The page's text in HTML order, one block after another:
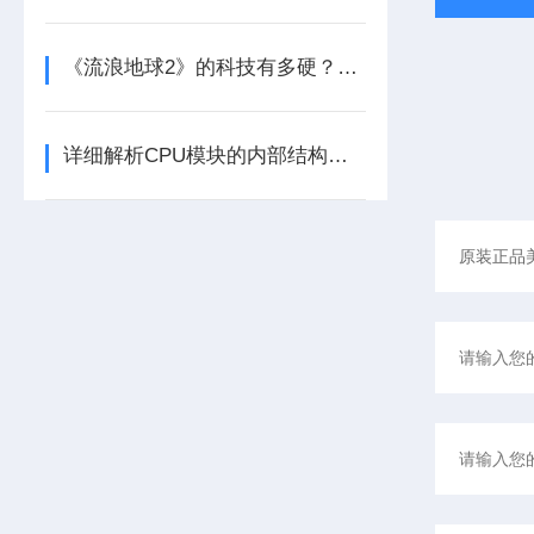
《流浪地球2》的科技有多硬？工业移动机器人首登大银幕
详细解析CPU模块的内部结构及其功能